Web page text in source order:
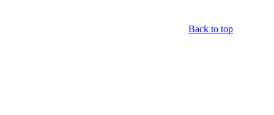
Back to top